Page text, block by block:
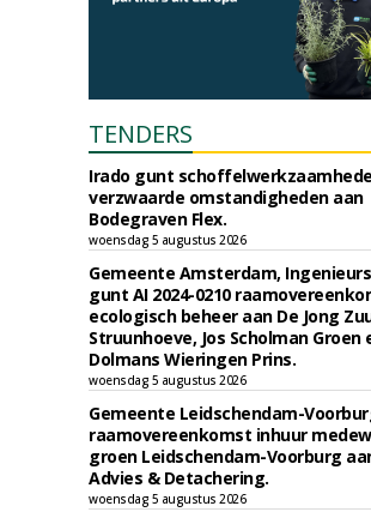
TENDERS
Irado gunt
verzwaarde omstandigheden aan
Bodegraven Flex.
woensdag 5 augustus 2026
Gemeente Amsterdam,
gunt AI 2024-0210
ecologisch beheer aan De Jong
Struunhoeve, Jos Scholman Groen
Dolmans Wieringen Prins.
woensdag 5 augustus 2026
Gemeente Leidschendam-
raamovereenkomst inhuur
groen Leidschendam-Voorburg
Advies & Detachering.
woensdag 5 augustus 2026